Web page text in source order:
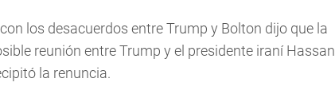
los desacuerdos entre Trump y Bolton dijo que la
reunión entre Trump y el presidente iraní Hassan
la renuncia.